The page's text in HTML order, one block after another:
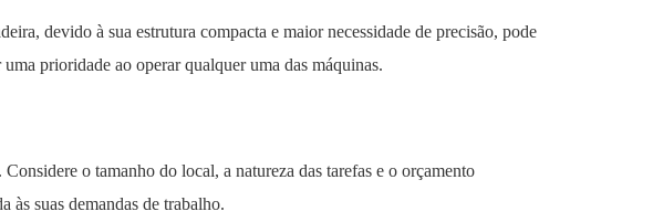
devido à sua estrutura compacta e maior necessidade de precisão, pode
prioridade ao operar qualquer uma das máquinas.
o tamanho do local, a natureza das tarefas e o orçamento
às suas demandas de trabalho.